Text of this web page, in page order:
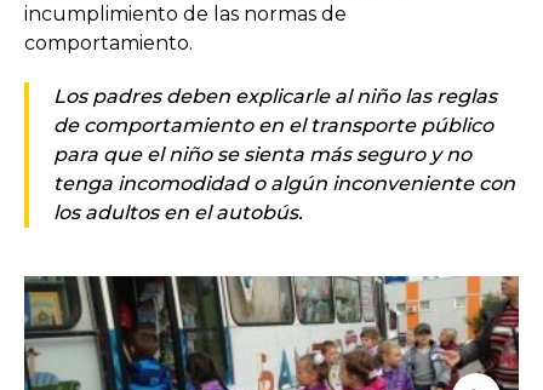
incumplimiento de las normas de
comportamiento.
Los padres deben explicarle al niño las reglas
de comportamiento en el transporte público
para que el niño se sienta más seguro y no
tenga incomodidad o algún inconveniente con
los adultos en el autobús.